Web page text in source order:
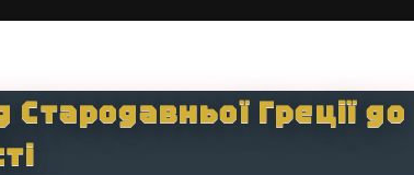
Стародавньої Греції до